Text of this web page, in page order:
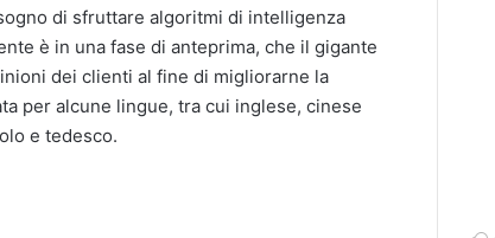
di sfruttare algoritmi di intelligenza
è in una fase di anteprima, che il gigante
dei clienti al fine di migliorarne la
per alcune lingue, tra cui inglese, cinese
e tedesco.